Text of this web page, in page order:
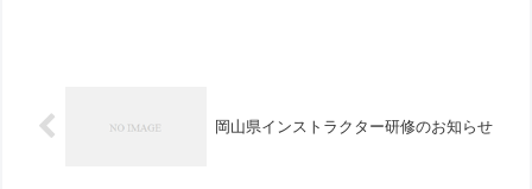
岡山県インストラクター研修のお知らせ